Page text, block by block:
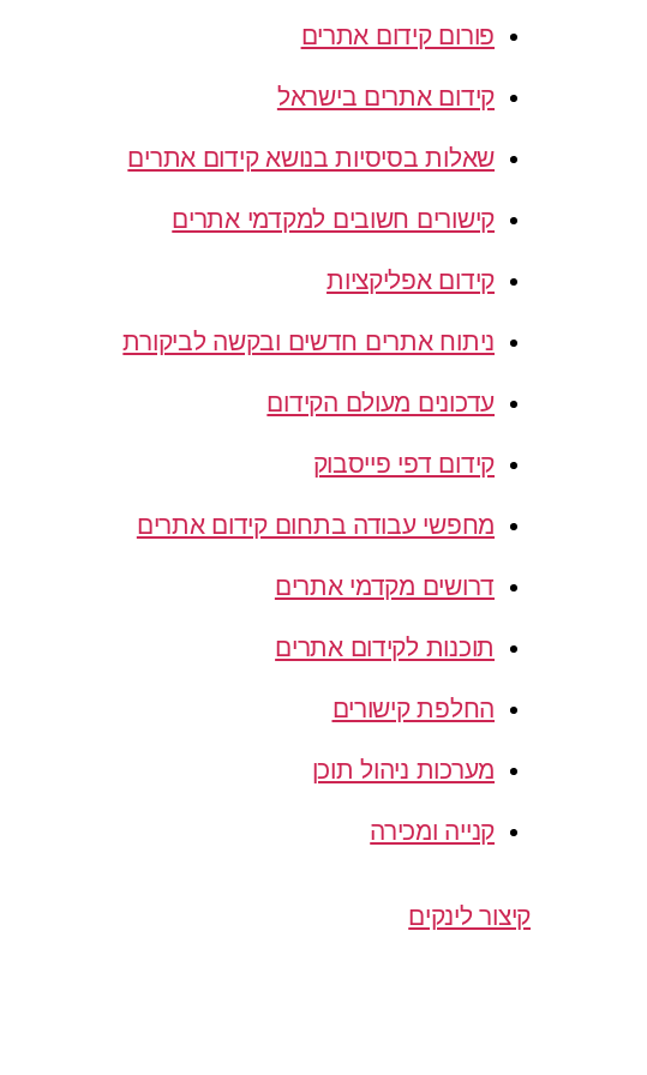
פורום קידום אתרים
קידום אתרים בישראל
שאלות בסיסיות בנושא קידום אתרים
קישורים חשובים למקדמי אתרים
קידום אפליקציות
ניתוח אתרים חדשים ובקשה לביקורת
עדכונים מעולם הקידום
קידום דפי פייסבוק
מחפשי עבודה בתחום קידום אתרים
דרושים מקדמי אתרים
תוכנות לקידום אתרים
החלפת קישורים
מערכות ניהול תוכן
קנייה ומכירה
קיצור לינקים